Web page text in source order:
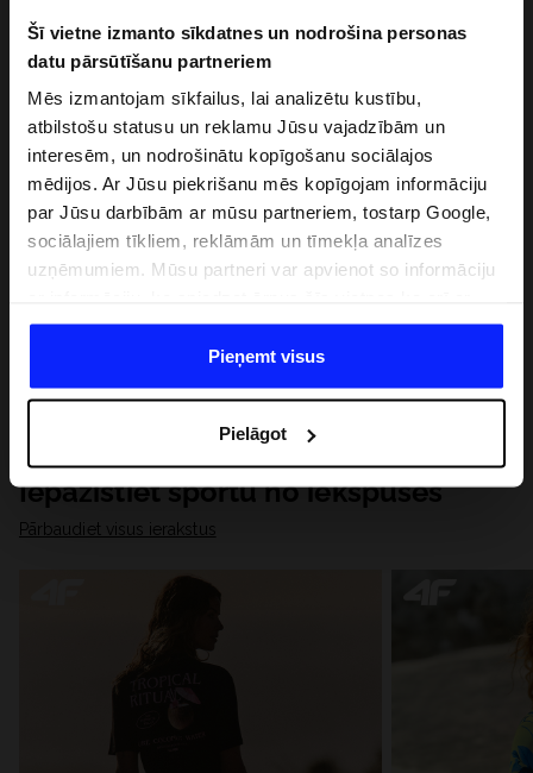
Šī vietne izmanto sīkdatnes un nodrošina personas
datu pārsūtīšanu partneriem
Mēs izmantojam sīkfailus, lai analizētu kustību,
atbilstošu statusu un reklamu Jūsu vajadzībām un
interesēm, un nodrošinātu kopīgošanu sociālajos
mēdijos. Ar Jūsu piekrišanu mēs kopīgojam informāciju
par Jūsu darbībām ar mūsu partneriem, tostarp Google,
sociālajiem tīkliem, reklāmām un tīmekļa analīzes
uzņēmumiem. Mūsu partneri var apvienot so informāciju
datiem, ko viņi iegūst, izmantojot viņu pakalpojumus. Ar
Jūsu atļauju, mēs varam pārsūtīt Jūsu personas datus
saviem partneriem, lai uzlabotu veidu, kadā tiek rādīta
saturu un uzlabotu mūsu partneru piedāvātos risinajumus
( piem. socialos tīklus). Detalizētu informāciju var atrast
mūsu Privātuma politikā un sadaļā "Detaļas".
Pieņemt visus
Pielāgot
Iepazīstiet sportu no iekšpuses
Pārbaudiet visus ierakstus